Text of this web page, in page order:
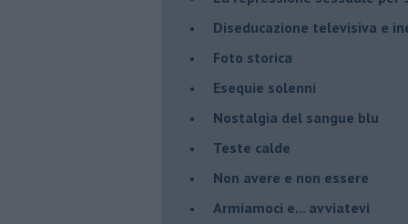
Diseducazione televisiva e
Foto storica
Esequie solenni
Nostalgia del sangue blu
Teste calde
Non avere e non essere
Armiamoci e... avviatevi